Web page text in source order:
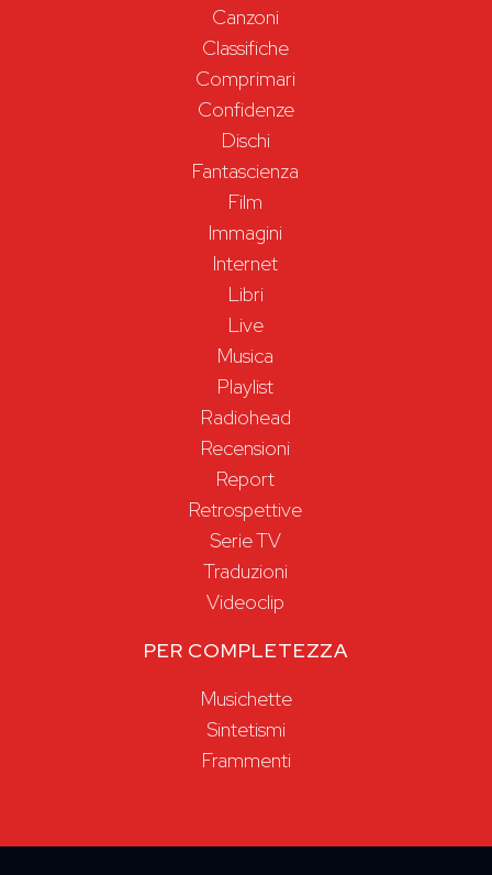
Canzoni
Classifiche
Comprimari
Confidenze
Dischi
Fantascienza
Film
Immagini
Internet
Libri
Live
Musica
Playlist
Radiohead
Recensioni
Report
Retrospettive
Serie TV
Traduzioni
Videoclip
PER COMPLETEZZA
Musichette
Sintetismi
Frammenti